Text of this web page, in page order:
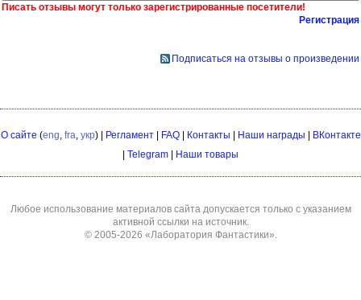
Писать отзывы могут только зарегистрированные посетители!
Регистрация
Подписаться на отзывы о произведении
О сайте (eng fra укр) | Регламент| FAQ| Контакты | Наши награды | ВКонтакте
| Telegram | Наши товары
Любое использование материалов сайта допускается только с указанием
активной ссылки на источник.
© 2005-2026 «Лаборатория Фантастики»